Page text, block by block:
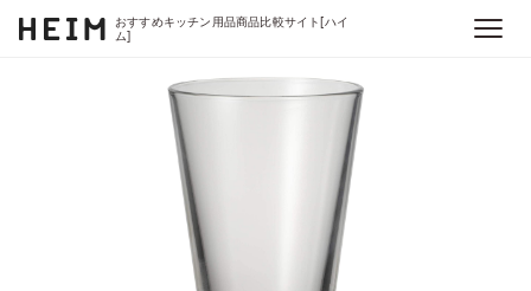
おすすめキッチン用品商品比較サイト[ハイ
ム]